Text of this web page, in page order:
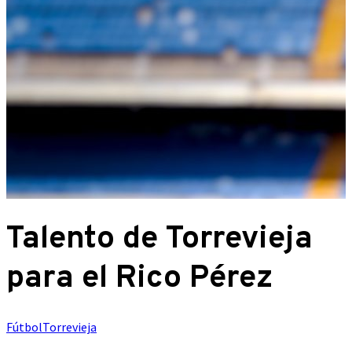
Talento de Torrevieja
para el Rico Pérez
FútbolTorrevieja